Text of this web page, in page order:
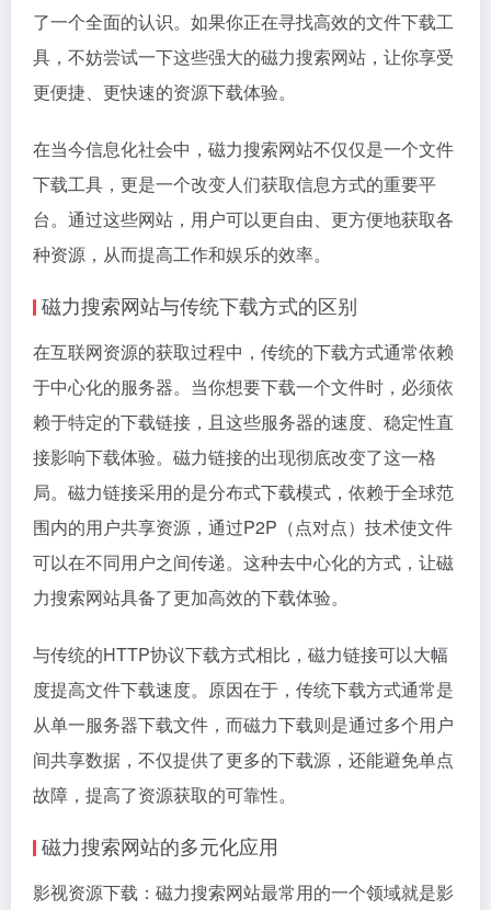
了一个全面的认识。如果你正在寻找高效的文件下载工
具，不妨尝试一下这些强大的磁力搜索网站，让你享受
更便捷、更快速的资源下载体验。
在当今信息化社会中，磁力搜索网站不仅仅是一个文件
下载工具，更是一个改变人们获取信息方式的重要平
台。通过这些网站，用户可以更自由、更方便地获取各
种资源，从而提高工作和娱乐的效率。
磁力搜索网站与传统下载方式的区别
在互联网资源的获取过程中，传统的下载方式通常依赖
于中心化的服务器。当你想要下载一个文件时，必须依
赖于特定的下载链接，且这些服务器的速度、稳定性直
接影响下载体验。磁力链接的出现彻底改变了这一格
局。磁力链接采用的是分布式下载模式，依赖于全球范
围内的用户共享资源，通过P2P（点对点）技术使文件
可以在不同用户之间传递。这种去中心化的方式，让磁
力搜索网站具备了更加高效的下载体验。
与传统的HTTP协议下载方式相比，磁力链接可以大幅
度提高文件下载速度。原因在于，传统下载方式通常是
从单一服务器下载文件，而磁力下载则是通过多个用户
间共享数据，不仅提供了更多的下载源，还能避免单点
故障，提高了资源获取的可靠性。
磁力搜索网站的多元化应用
影视资源下载：磁力搜索网站最常用的一个领域就是影